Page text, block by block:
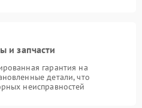
и запчасти
гарантия на
детали, что
неисправностей